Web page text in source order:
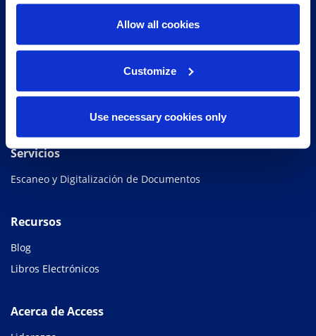
Allow all cookies
Customize
Use necessary cookies only
servicios integrados de gestión de documentos a lo
largo del ciclo de vida de la información.
506.4002.3854
Servicios
Escaneo y Digitalización de Documentos
Recursos
Blog
Libros Electrónicos
Acerca de Access